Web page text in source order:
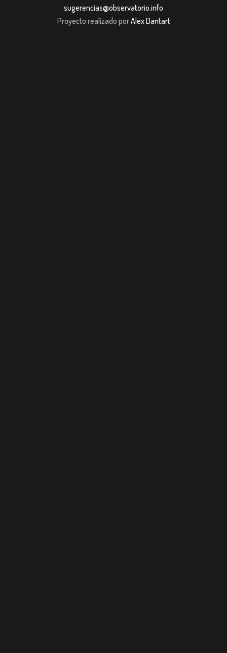
sugerencias@observatorio.info
Proyecto realizado porAlex Dantart